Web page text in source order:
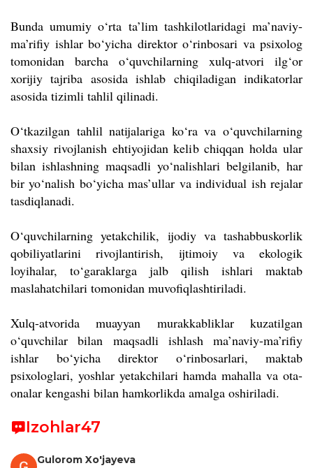
Bunda umumiy o‘rta ta’lim tashkilotlaridagi ma’naviy-
ma’rifiy ishlar bo‘yicha direktor o‘rinbosari va psixolog
tomonidan barcha o‘quvchilarning xulq-atvori ilg‘or
xorijiy tajriba asosida ishlab chiqiladigan indikatorlar
asosida tizimli tahlil qilinadi.
O‘tkazilgan tahlil natijalariga ko‘ra va o‘quvchilarning
shaxsiy rivojlanish ehtiyojidan kelib chiqqan holda ular
bilan ishlashning maqsadli yo‘nalishlari belgilanib, har
bir yo‘nalish bo‘yicha mas’ullar va individual ish rejalar
tasdiqlanadi.
O‘quvchilarning yetakchilik, ijodiy va tashabbuskorlik
qobiliyatlarini rivojlantirish, ijtimoiy va ekologik
loyihalar, to‘garaklarga jalb qilish ishlari maktab
maslahatchilari tomonidan muvofiqlashtiriladi.
Xulq-atvorida muayyan murakkabliklar kuzatilgan
o‘quvchilar bilan maqsadli ishlash ma’naviy-ma’rifiy
ishlar bo‘yicha direktor o‘rinbosarlari, maktab
psixologlari, yoshlar yetakchilari hamda mahalla va ota-
onalar kengashi bilan hamkorlikda amalga oshiriladi.
Izohlar47
Gulorom Xo'jayeva